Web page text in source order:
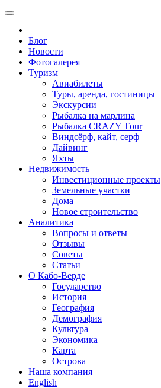
Блог
Новости
Фотогалерея
Туризм
Авиабилеты
Туры, аренда, гостиницы
Экскурсии
Рыбалка на марлина
Рыбалка CRAZY Тour
Виндсёрф, кайт, серф
Дайвинг
Яхты
Недвижимость
Инвестиционные проекты
Земельные участки
Дома
Новое строительство
Аналитика
Вопросы и ответы
Отзывы
Советы
Статьи
О Кабо-Верде
Государство
История
География
Демография
Культура
Экономика
Карта
Острова
Наша компания
English